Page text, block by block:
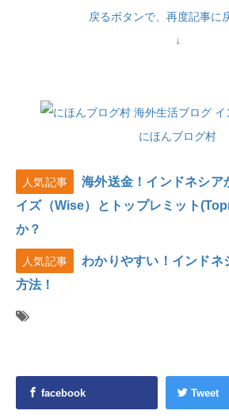
戻るボタンで、再度記事に
↓
にほんブログ村
人気記事
海外送金！インドネシア
イズ（Wise）とトップレミット
か？
人気記事
わかりやすい！インドネ
方法！
facebook Tweet